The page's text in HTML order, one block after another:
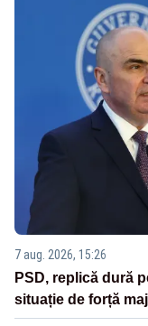
7 aug. 2026, 15:26
PSD, replică dură
situație de forță